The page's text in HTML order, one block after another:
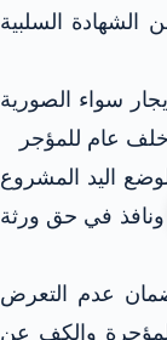
الشهادة السلبية
سواء الصورية
خلف عام للمؤجر
اليد المشروع
ونافذ في حق ورثة
عدم التعرض
والكف عن